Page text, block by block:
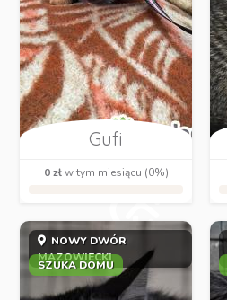
Gufi
0 złw tym miesiącu (0%)
NOWY DWÓR
MAZOWIECKI
SZUKA DOMU